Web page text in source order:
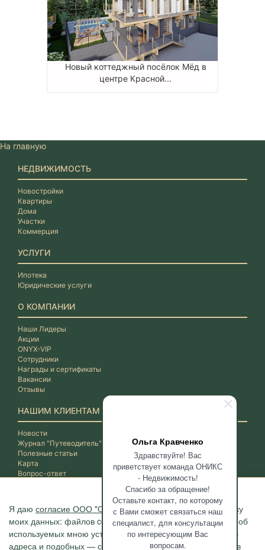
Ольга Кравченко
Здравствуйте! Вас
приветствует команда ОНИКС
- Недвижимость!
Спасибо за обращение!
Оставьте контакт, по которому
с Вами сможет связаться наш
специалист, для консультации
по интересующим Вас
вопросам.
Новый коттеджный посёлок Мёд в
центре Красной...
Я даю согласие ООО "ОНИКС-Недвижимость"на обработку
моих данных: файлов cookie, сведений о моих действиях, об
используемых мною устройствах, даты и время сессии, IP-
адреса и подобных — с помощью метрических программ в
На главную
НЕДВИЖИМОСТЬ
Новостройки
Квартиры
Дома
Участки
Коммерция
УСЛУГИ
Ипотека
Юридические услуги
О КОМПАНИИ
Наши Лидеры
Акции
ONYX-VIP
Сотрудники
Награды и сертификаты
Вакансии
Отзывы
НАШИМ КЛИЕНТАМ
Новости
Журнал "Путеводитель"
Полезные статьи
Карта
Вопрос-ответ